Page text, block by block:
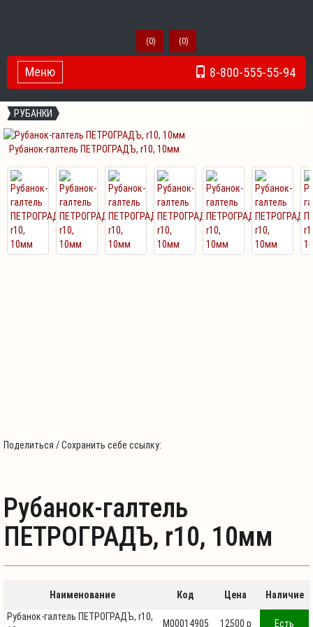
(0) (0)
8-800-555-55-94
Toggle Navigation
Меню
РУБАНКИ
Рубанок-галтель ПЕТРОГРАДЪ, r10, 10мм
Поделиться / Сохранить себе ссылку:
Рубанок-галтель
ПЕТРОГРАДЪ, r10, 10мм
Наименование Код Цена
Наличие
Рубанок-галтель ПЕТРОГРАДЪ, r10,
М00014905 12500 p Есть